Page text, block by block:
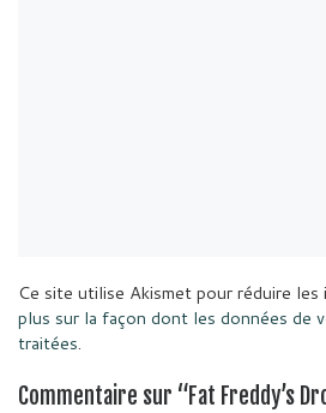
Ce site utilise Akismet pour réduire les
plus sur la façon dont les données de
traitées.
Commentaire sur “Fat Freddy’s